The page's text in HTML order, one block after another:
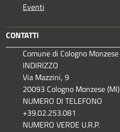
Eventi
CONTATTI
Comune di Cologno Monzese
INDIRIZZO
Via Mazzini, 9
20093 Cologno Monzese (MI)
NUMERO DI TELEFONO
+39.02.253.081
NUMERO VERDE U.R.P.